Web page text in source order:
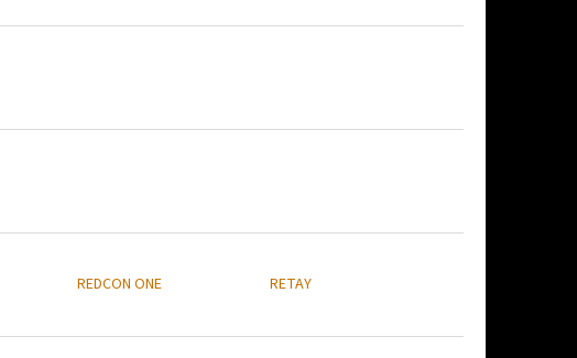
REDCON ONE RETAY